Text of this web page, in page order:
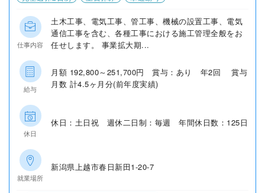
仕事内容
土木工事、電気工事、管工事、機械の設置工事、電気
通信工事を含む、各種工事における施工管理全般をお
任せします。 事業拡大期...
給与
月額 192,800～251,700円 賞与：あり 年2回 賞与
月数 計4.5ヶ月分(前年度実績)
休日
休日：土日祝 週休二日制：毎週 年間休日数：125日
就業場所
新潟県上越市春日新田1-20-7